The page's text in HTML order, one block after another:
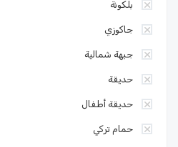
بلكونة
جاكوزي
جبهة شمالية
حديقة
حديقة أطفال
حمام تركي